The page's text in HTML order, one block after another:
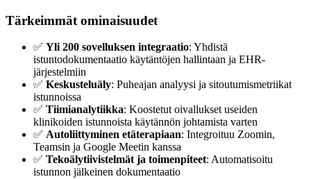
Tärkeimmät ominaisuudet
✅ Yli 200 sovelluksen integraatio: Yhdistä
istuntodokumentaatio käytäntöjen hallintaan ja EHR-
järjestelmiin
✅ Keskusteluäly: Puheajan analyysi ja sitoutumismetriikat
istunnoissa
✅ Tiimianalytiikka: Koostetut oivallukset useiden
klinikoiden istunnoista käytännön johtamista varten
✅ Autoliittyminen etäterapiaan: Integroituu Zoomin,
Teamsin ja Google Meetin kanssa
✅ Tekoälytiivistelmät ja toimenpiteet: Automatisoitu
istunnon jälkeinen dokumentaatio